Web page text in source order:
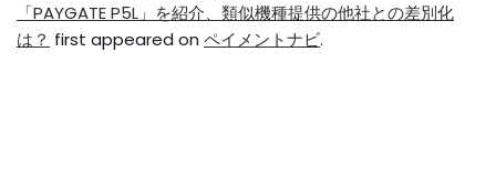
「PAYGATE P5L」を紹介、類似機種提供の他社との差別化
は？ first appeared on ペイメントナビ.